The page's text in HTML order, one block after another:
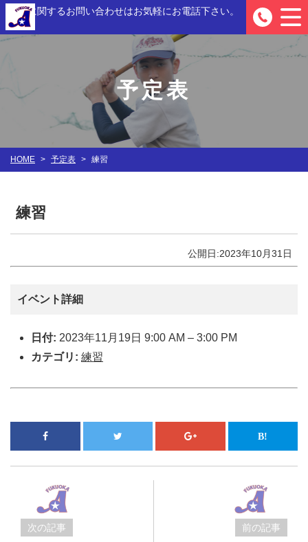
入部に関するお問い合わせはお気軽にお電話下さい。
予定表
HOME > 予定表 > 練習
練習
公開日:2023年10月31日
イベント詳細
日付: 2023年11月19日 9:00 AM – 3:00 PM
カテゴリ: 練習
次の記事
前の記事